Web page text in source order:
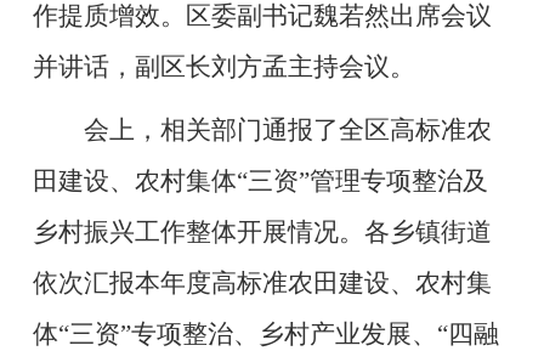
作提质增效。区委副书记魏若然出席会议
并讲话，副区长刘方孟主持会议。
会上，相关部门通报了全区高标准农
田建设、农村集体“三资”管理专项整治及
乡村振兴工作整体开展情况。各乡镇街道
依次汇报本年度高标准农田建设、农村集
体“三资”专项整治、乡村产业发展、“四融